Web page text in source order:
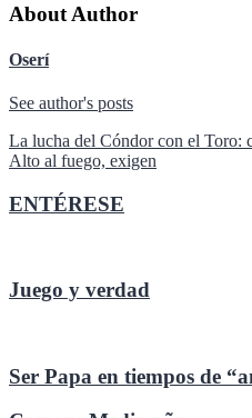
About Author
Oserí
See author's posts
Navegación
de
entradas
La lucha del Cóndor con el Toro:
Alto al fuego, exigen
ENTÉRESE
Juego y verdad
Ser Papa en tiempos de